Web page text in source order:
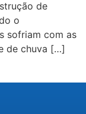
de
o
sofriam com as
de chuva […]